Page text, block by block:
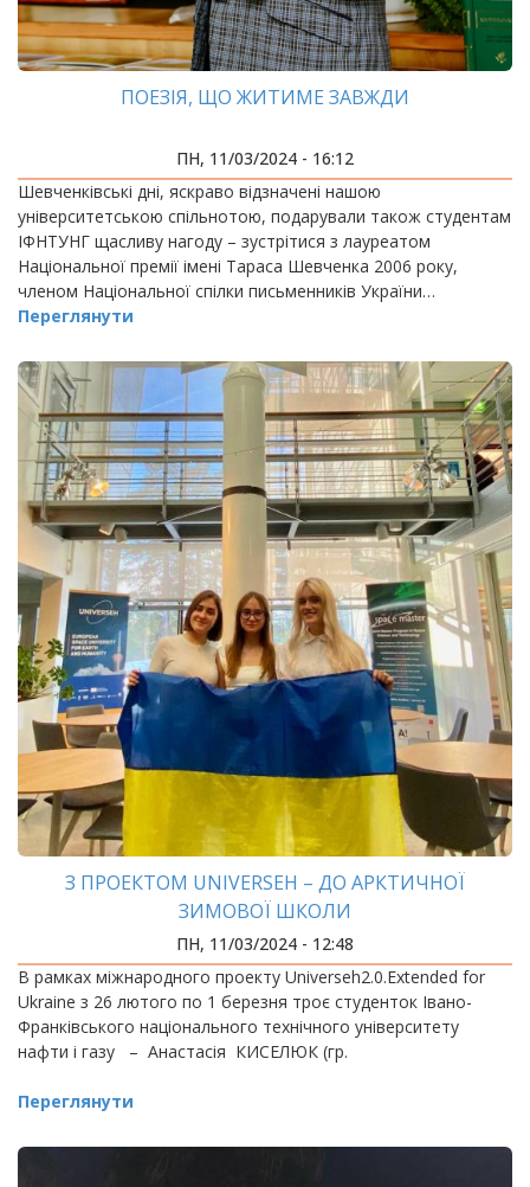
ПОЕЗІЯ, ЩО ЖИТИМЕ ЗАВЖДИ
ПН, 11/03/2024 - 16:12
Шевченківські дні, яскраво відзначені нашою
університетською спільнотою, подарували також студентам
ІФНТУНГ щасливу нагоду – зустрітися з лауреатом
Національної премії імені Тараса Шевченка 2006 року,
членом Національної спілки письменників України…
Переглянути
З ПРОЕКТОМ UNIVERSEH – ДО АРКТИЧНОЇ
ЗИМОВОЇ ШКОЛИ
ПН, 11/03/2024 - 12:48
В рамках міжнародного проекту Universeh2.0.Extended for
Ukraine з 26 лютого по 1 березня троє студенток Івано-
Франківського національного технічного університету
нафти і газу – Анастасія КИСЕЛЮК (гр.
Переглянути